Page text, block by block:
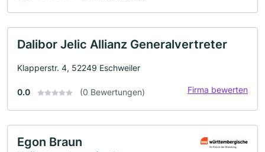
Dalibor Jelic Allianz Generalvertreter
Klapperstr. 4, 52249 Eschweiler
0.0 (0 Bewertungen) Firma bewerten
Egon Braun